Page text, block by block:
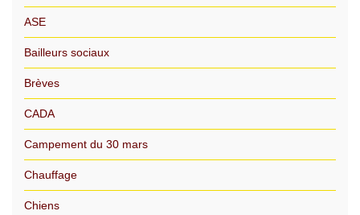
ASE
Bailleurs sociaux
Brèves
CADA
Campement du 30 mars
Chauffage
Chiens